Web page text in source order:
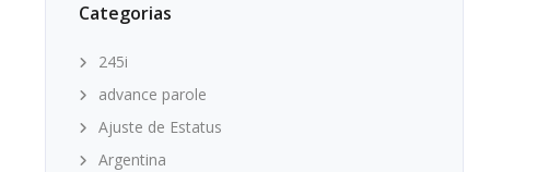
Categorias
245i
advance parole
Ajuste de Estatus
Argentina